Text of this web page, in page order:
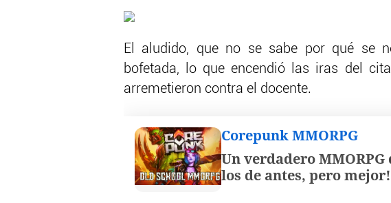
El aludido, que no se sabe por qué se
bofetada, lo que encendió las iras del
arremetieron contra el docente.
Corepunk MMORPG
Un verdadero MMORPG
los de antes, pero mejor!